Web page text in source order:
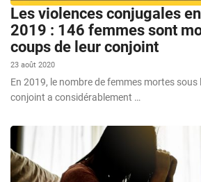
Les violences conjugales
2019 : 146 femmes sont
coups de leur conjoint
23 août 2020
En 2019, le nombre de femmes mortes sous
conjoint a considérablement …